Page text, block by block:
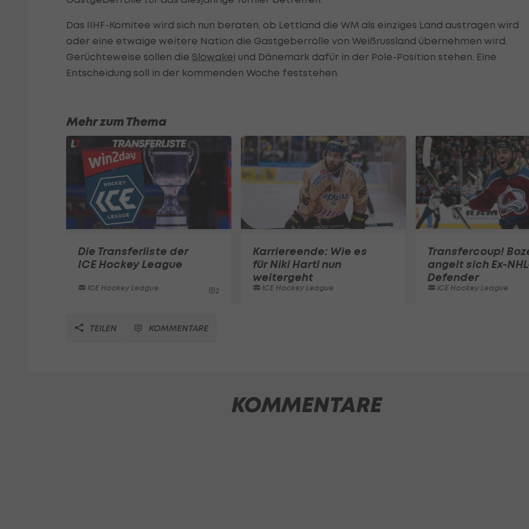
Das IIHF-Komitee wird sich nun beraten, ob Lettland die WM als einziges Land austragen wird
oder eine etwaige weitere Nation die Gastgeberrolle von Weißrussland übernehmen wird.
Gerüchteweise sollen die Slowakei und Dänemark dafür in der Pole-Position stehen. Eine
Entscheidung soll in der kommenden Woche feststehen.
Mehr zum Thema
Die Transferliste der
ICE Hockey League
ICE Hockey League 2
Karriereende: Wie es
für Niki Hartl nun
weitergeht
ICE Hockey League
Transfercoup!
angelt sich Ex-
Defender
ICE Hockey League
TEILEN KOMMENTARE
KOMMENTARE